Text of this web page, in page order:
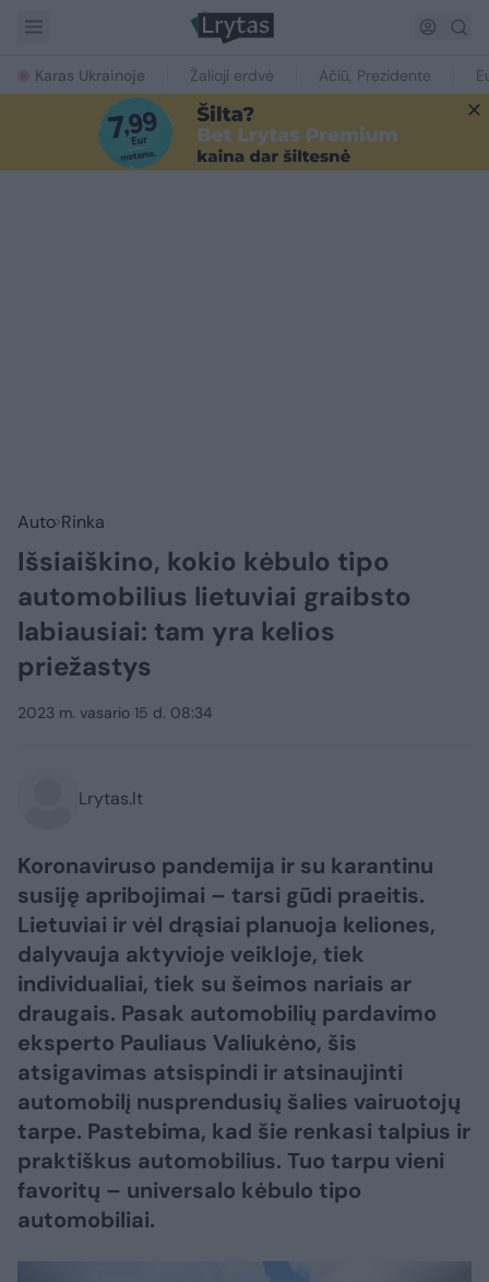
Karas Ukrainoje Žalioji erdvė Ačiū, Prezidente
Auto Rinka
Išsiaiškino, kokio kėbulo tipo
automobilius lietuviai graibsto
labiausiai: tam yra kelios
priežastys
2023 m. vasario 15 d. 08:34
Lrytas.lt
Koronaviruso pandemija ir su karantinu
susiję apribojimai – tarsi gūdi praeitis.
Lietuviai ir vėl drąsiai planuoja keliones,
dalyvauja aktyvioje veikloje, tiek
individualiai, tiek su šeimos nariais ar
draugais. Pasak automobilių pardavimo
eksperto Pauliaus Valiukėno, šis
atsigavimas atsispindi ir atsinaujinti
automobilį nusprendusių šalies vairuotojų
tarpe. Pastebima, kad šie renkasi talpius ir
praktiškus automobilius. Tuo tarpu vieni
favoritų – universalo kėbulo tipo
automobiliai.